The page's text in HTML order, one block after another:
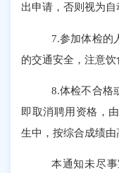
出申请，否则视为自
7.参加体检的
的交通安全 ，注意饮
8.体检不合格
即取消聘用资格，
生中，按综合成绩由
本通知未尽